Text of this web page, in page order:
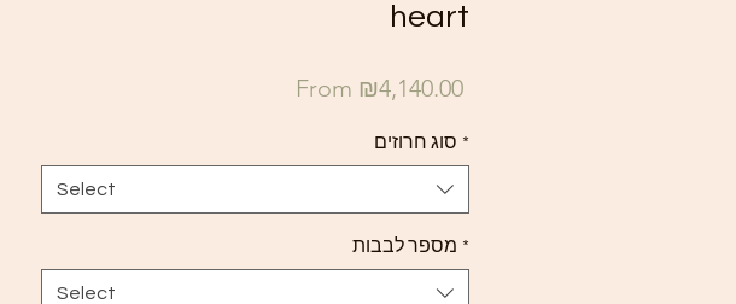
heart
From ₪4,140.00Sale
סוג חרוזים *
Select
מספר לבבות *
Select